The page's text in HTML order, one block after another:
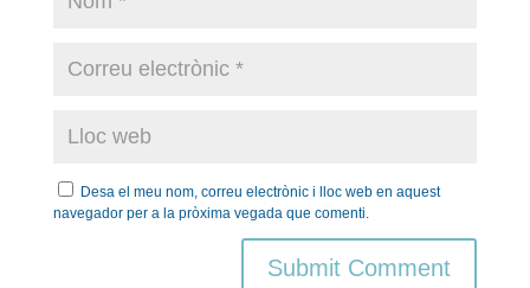
Desa el meu nom, correu electrònic i lloc web en aquest
navegador per a la pròxima vegada que comenti.